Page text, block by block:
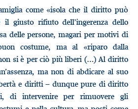
come «isola che il diritto può
il giusto rifiuto dell’ingerenza dello
delle persone, magari per motivi di
costume, ma al «riparo dalla
si è per ciò più liberi (…) Al diritto
ma non di abdicare al suo
e diritti – dunque pure di diritto
di intervenire per rimuovere gli